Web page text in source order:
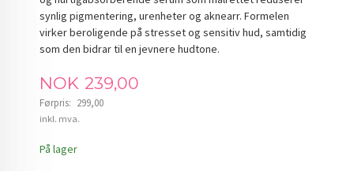
synlig pigmentering, urenheter og aknearr. Formelen
virker beroligende på stresset og sensitiv hud, samtidig
som den bidrar til en jevnere hudtone.
Tilbud
NOK 239,00
Førpris: 299,00
Rabatt
inkl. mva.
På lager